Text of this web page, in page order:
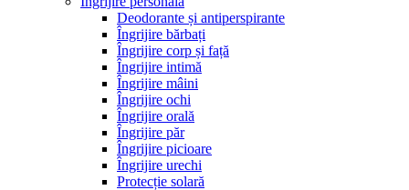
Deodorante și antiperspirante
Îngrijire bărbați
Îngrijire corp și față
Îngrijire intimă
Îngrijire mâini
Îngrijire ochi
Îngrijire orală
Îngrijire păr
Îngrijire picioare
Îngrijire urechi
Protecție solară